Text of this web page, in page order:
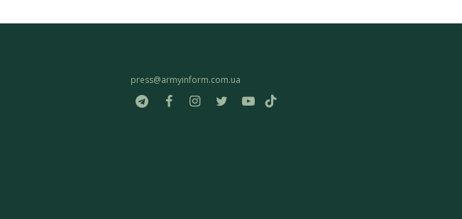
press@armyinform.com.ua